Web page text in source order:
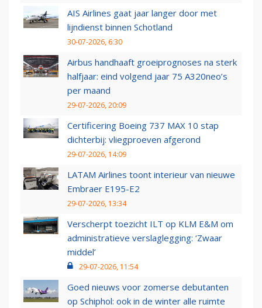
AIS Airlines gaat jaar langer door met
lijndienst binnen Schotland
30-07-2026, 6:30
Airbus handhaaft groeiprognoses na sterk
halfjaar: eind volgend jaar 75 A320neo’s
per maand
29-07-2026, 20:09
Certificering Boeing 737 MAX 10 stap
dichterbij: vliegproeven afgerond
29-07-2026, 14:09
LATAM Airlines toont interieur van nieuwe
Embraer E195-E2
29-07-2026, 13:34
Verscherpt toezicht ILT op KLM E&M om
administratieve verslaglegging: ‘Zwaar
middel’
29-07-2026, 11:54
Goed nieuws voor zomerse debutanten
op Schiphol: ook in de winter alle ruimte